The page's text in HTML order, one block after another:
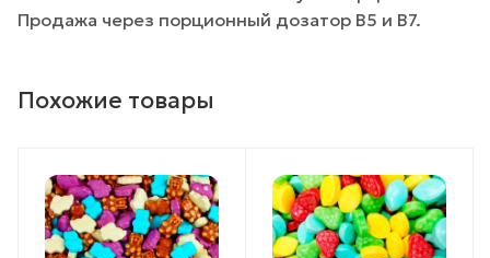
Продажа через порционный дозатор B5 и B7.
Похожие товары